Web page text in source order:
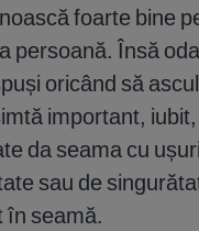
foarte bine
persoană. Însă
oricând să
important,
da seama cu
sau de
în seamă.